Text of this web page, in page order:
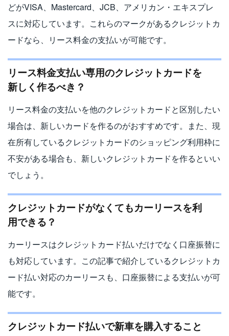
どがVISA、Mastercard、JCB、アメリカン・エキスプレ
スに対応しています。これらのマークがあるクレジットカ
ードなら、リース料金の支払いが可能です。
リース料金支払い専用のクレジットカードを
新しく作るべき？
リース料金の支払いを他のクレジットカードと区別したい
場合は、新しいカードを作るのがおすすめです。また、現
在所有しているクレジットカードのショッピング利用枠に
不安がある場合も、新しいクレジットカードを作るといい
でしょう。
クレジットカードがなくてもカーリースを利
用できる？
カーリースはクレジットカード払いだけでなく口座振替に
も対応しています。この記事で紹介しているクレジットカ
ード払い対応のカーリースも、口座振替による支払いが可
能です。
クレジットカード払いで新車を購入すること